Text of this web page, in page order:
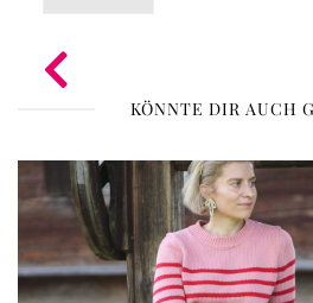
KÖNNTE DIR AUCH